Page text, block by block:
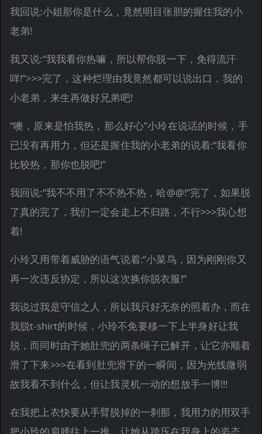
我回说:小姐那你是什么，竟然明目张胆的握住我的小
老弟!
我又说:“我我看你热嘛，所以帮你脱一下，免得流汗
咩!”>>>完了，这种烂理由我竟然都可以说出口，我的
小老弟，来生再做好兄弟吧!
“噢，原来是怕我热，那么好心”小玲在说话的时候，手
已没有再用力，但还是握住我的小老弟的说着:“我看你
比较热，那你也脱吧!”
我回说:“我不不用了不不热不热，哈@@!”完了，如果脱
了真的完了，我们一定会走上不归路，不行>>>我心想
着!
小玲又用带着威胁的语气说着:“小菜鸟，因为刚刚你又
再一次违反协定，所以这次换你脱衣服!”
我说过我是守信之人，所以我只好无奈的照着办，而在
我脱t-shirt的时候，小玲不免要移一下上半身好让我
脱，而同时由于她肚兜的两条绳子已解开，让它亦顺着
滑了下来>>>在看到肚兜滑下的一瞬间，因为光线微弱
故我看不到什么，但让我灵机一动的想放手一博!!!
在我把上衣快要从手臂脱掉的一刹那，我用力的用双手
把小玲的肩膀往上一推，让她从跨压在我身上的姿态，